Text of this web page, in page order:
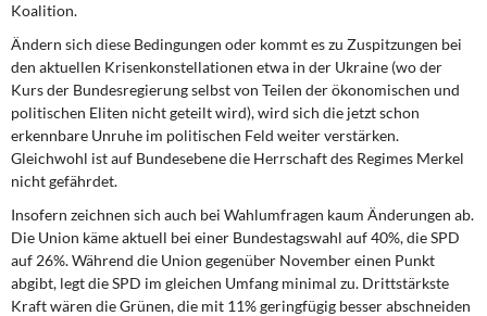
Koalition.
Ändern sich diese Bedingungen oder kommt es zu Zuspitzungen bei
den aktuellen Krisenkonstellationen etwa in der Ukraine (wo der
Kurs der Bundesregierung selbst von Teilen der ökonomischen und
politischen Eliten nicht geteilt wird), wird sich die jetzt schon
erkennbare Unruhe im politischen Feld weiter verstärken.
Gleichwohl ist auf Bundesebene die Herrschaft des Regimes Merkel
nicht gefährdet.
Insofern zeichnen sich auch bei Wahlumfragen kaum Änderungen ab.
Die Union käme aktuell bei einer Bundestagswahl auf 40%, die SPD
auf 26%. Während die Union gegenüber November einen Punkt
abgibt, legt die SPD im gleichen Umfang minimal zu. Drittstärkste
Kraft wären die Grünen, die mit 11% geringfügig besser abschneiden